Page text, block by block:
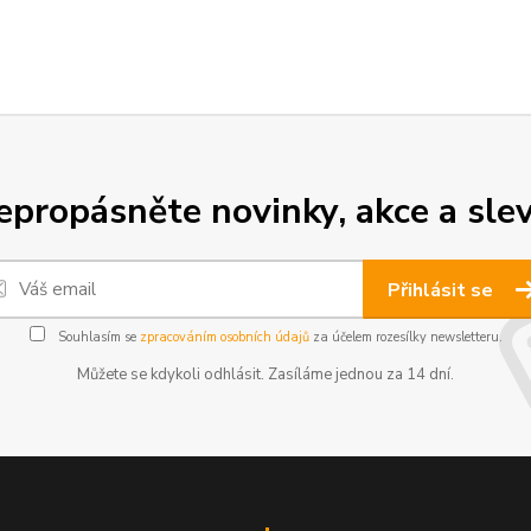
novinky, akce a
Přihlásit se
Souhlasím se zpracováním osobních údajůza účelem rozesílky newsletteru.
Můžete se kdykoli odhlásit. Zasíláme jednou za 14 dní.